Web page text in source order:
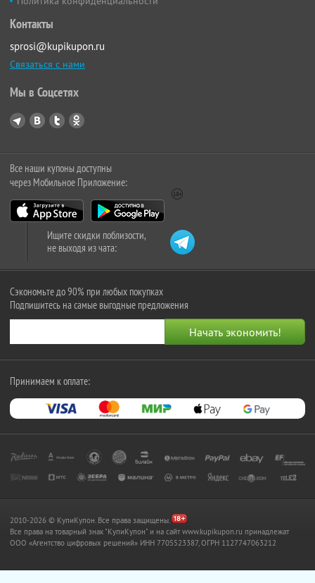
Контакты
sprosi@kupikupon.ru
Связаться с нами
Мы в Соцсетях
Все наши купоны доступны
через Мобильное Приложение:
Ищите скидки поблизости,
не выходя из чата:
Сэкономьте до 90% при любых покупках
Подпишитесь на самые выгодные предложения
Принимаем к оплате:
2010-2026 © КупиКупон. Все права защищены.
Все права на товарный знак "КупиКупон" и на сайт www.kupikupon.ru принадлежат
OOO «Агентство цифровых решений» ИНН 7705523387, ОГРН 1127747063212